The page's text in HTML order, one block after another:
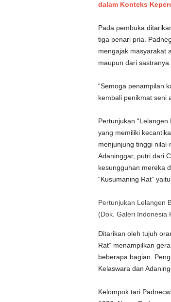
dalam Konteks
Pada pembuka
tiga penari pria.
mengajak masyarakat
maupun dari sastranya.
“Semoga penampilan
kembali penikmat seni
Pertunjukan
yang memiliki
menjunjung tinggi
Adaninggar, putri dari
kesungguhan mereka
“Kusumaning Rat”
Pertunjukan Lelangen
(Dok. Galeri Indonesia
Ditarikan oleh tujuh
Rat” menampilkan
beberapa bagian.
Kelaswara dan
Kelompok tari